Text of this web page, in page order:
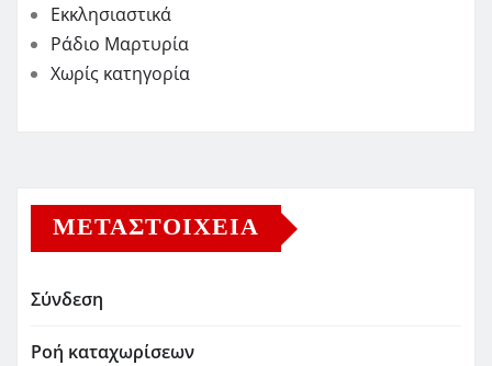
Εκκλησιαστικά
Ράδιο Μαρτυρία
Χωρίς κατηγορία
ΜΕΤΑΣΤΟΙΧΕΊΑ
Σύνδεση
Ροή καταχωρίσεων